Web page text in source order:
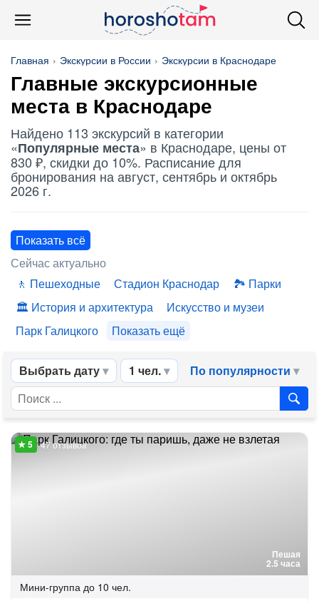
Главная Экскурсии в России Экскурсии в Краснодаре
Главные экскурсионные
места в Краснодаре
Найдено 113 экскурсий в категории
«Популярные места» в Краснодаре, цены от
830 ₽, скидки до 10%. Расписание для
бронирования на август, сентябрь и октябрь
2026 г.
Показать всё
Сейчас актуально
Пешеходные
Стадион Краснодар
Парки
История и архитектура
Искусство и музеи
Парк Галицкого
Показать ещё
Выбрать дату 1 чел. По популярности
Пешая
2.5 часа
47 отзывов
Мини-группа до 10 чел.